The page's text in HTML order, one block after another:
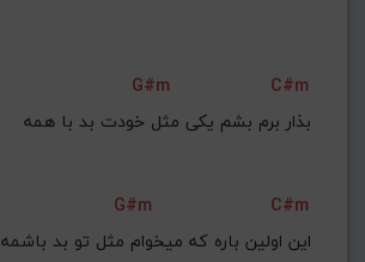
G#m
C#m
بذار برم بشم یکی مثل خودت بد با همه
G#m
C#m
این اولین باره که میخوام مثل تو بد باشمه